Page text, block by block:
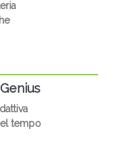
tempo